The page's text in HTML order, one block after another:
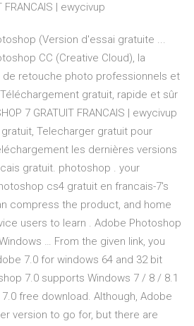
FRANCAIS | ewycivup
(Version d'essai gratuite ...
CC (Creative Cloud), la
retouche photo professionnels et
gratuit, rapide et sûr
7 GRATUIT FRANCAIS | ewycivup
Telecharger gratuit pour
les dernières versions
gratuit. photoshop . your
cs4 gratuit en francais-7′s
compress the product, and home
users to learn . Adobe Photoshop
… From the given link, you
7.0 for windows 64 and 32 bit
7.0 supports Windows 7 / 8 / 8.1
free download. Although, Adobe
version to go for, but there are